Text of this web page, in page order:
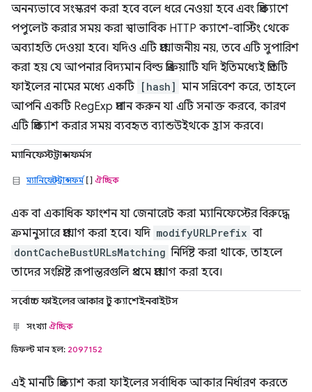
অনন্যভাবে সংস্করণ করা হবে বলে ধরে নেওয়া হবে এবং প্রিক্যাশে
পপুলেট করার সময় করা স্বাভাবিক HTTP ক্যাশে-বাস্টিং থেকে
অব্যাহতি দেওয়া হবে। যদিও এটি প্রয়োজনীয় নয়, তবে এটি সুপারিশ
করা হয় যে আপনার বিদ্যমান বিল্ড প্রক্রিয়াটি যদি ইতিমধ্যেই প্রতিটি
ফাইলের নামের মধ্যে একটি [hash] মান সন্নিবেশ করে, তাহলে
আপনি একটি RegExp প্রদান করুন যা এটি সনাক্ত করবে, কারণ
এটি প্রিক্যাশ করার সময় ব্যবহৃত ব্যান্ডউইথকে হ্রাস করবে।
ম্যানিফেস্টট্রান্সফর্মস
ম্যানিফেস্টট্রান্সফর্ম[] ঐচ্ছিক
এক বা একাধিক ফাংশন যা জেনারেট করা ম্যানিফেস্টের বিরুদ্ধে
ক্রমানুসারে প্রয়োগ করা হবে। যদি modifyURLPrefix বা
dontCacheBustURLsMatching নির্দিষ্ট করা থাকে, তাহলে
তাদের সংশ্লিষ্ট রূপান্তরগুলি প্রথমে প্রয়োগ করা হবে।
সর্বোচ্চ ফাইলের আকার টু ক্যাশেইনবাইটস
সংখ্যাঐচ্ছিক
ডিফল্ট মান হল: 2097152
এই মানটি প্রিক্যাশ করা ফাইলের সর্বাধিক আকার নির্ধারণ করতে